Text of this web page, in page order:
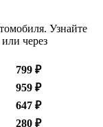
Узнайте
через
799 ₽
959 ₽
647 ₽
280 ₽